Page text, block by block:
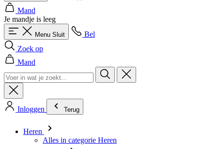
Mand
Je mandje is leeg
Menu Sluit
Bel
Zoek op
Mand
Inloggen Terug
Heren
Alles in categorie Heren